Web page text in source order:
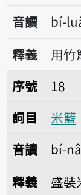
音讀
bí-
釋義
用竹
序號18米籃
序號
18
詞目
米籃
音讀
bí-nâ
釋義
盛裝